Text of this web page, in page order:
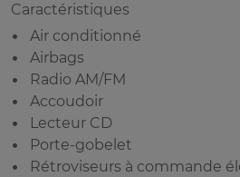
Caractéristiques
Air conditionné
Airbags
Radio AM/FM
Accoudoir
Lecteur CD
Porte-gobelet
Rétroviseurs à commande